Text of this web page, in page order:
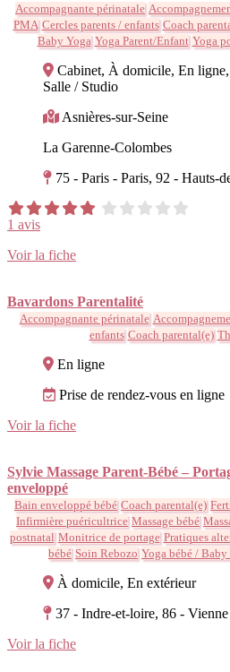
Accompagnante périnatale
PMA Cercles parents / enfants Coach
Baby Yoga Yoga Parent/Enfant Yoga
Cabinet, À domicile, En
Salle / Studio
Asnières-sur-Seine
La Garenne-Colombes
75 - Paris - Paris, 92 - Hauts-
1 avis
Voir la fiche
Bavardons Parentalité
Accompagnante périnatale
enfants Coach parental(e)
En ligne
Prise de rendez-vous en ligne
Voir la fiche
Sylvie Massage Parent-Bébé –
enveloppé
Bain enveloppé bébé Coach parental(e)
Infirmière puéricultrice Massage bébé
postnatal Monitrice de portage Pratiques
bébé Soin Rebozo Yoga bébé / Baby
À domicile, En extérieur
37 - Indre-et-loire, 86 - Vienne
Voir la fiche